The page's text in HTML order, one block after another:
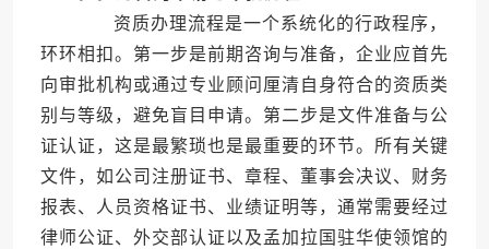
资质办理流程是一个系统化的行政程序，
环环相扣。第一步是前期咨询与准备，企业应首先
向审批机构或通过专业顾问厘清自身符合的资质类
别与等级，避免盲目申请。第二步是文件准备与公
证认证，这是最繁琐也是最重要的环节。所有关键
文件，如公司注册证书、章程、董事会决议、财务
报表、人员资格证书、业绩证明等，通常需要经过
律师公证、外交部认证以及孟加拉国驻华使领馆的